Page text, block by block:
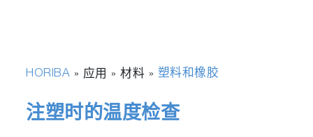
HORIBA » 应用 » 材料 » 塑料和橡胶
注塑时的温度检查